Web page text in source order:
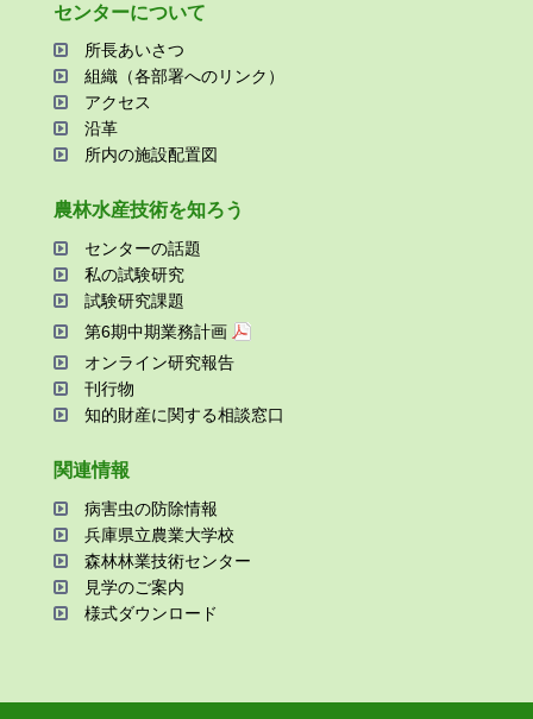
センターについて
所⻑あいさつ
組織（各部署へのリンク）
アクセス
沿⾰
所内の施設配置図
農林⽔産技術を知ろう
センターの話題
私の試験研究
試験研究課題
第6期中期業務計画
オンライン研究報告
刊⾏物
知的財産に関する相談窓⼝
関連情報
病害⾍の防除情報
兵庫県⽴農業⼤学校
森林林業技術センター
⾒学のご案内
様式ダウンロード